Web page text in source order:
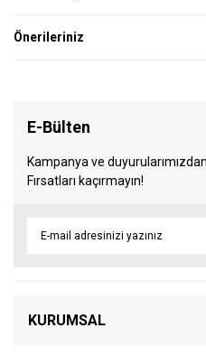
Önerileriniz
E-Bülten
Kampanya ve
Fırsatları kaçırmayın!
KURUMSAL